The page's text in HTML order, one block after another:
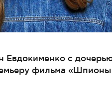
Евдокименко с
фильма